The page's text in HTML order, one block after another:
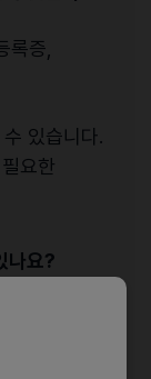
증,
있습니다.
요한
나요?